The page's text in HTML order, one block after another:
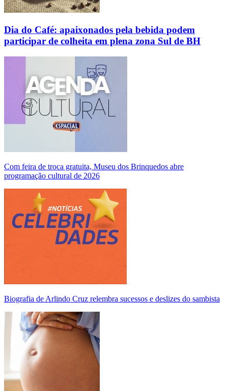
Dia do Café: apaixonados pela bebida podem
participar de colheita em plena zona Sul de BH
Com feira de troca gratuita, Museu dos Brinquedos abre
programação cultural de 2026
Biografia de Arlindo Cruz relembra sucessos e deslizes do sambista